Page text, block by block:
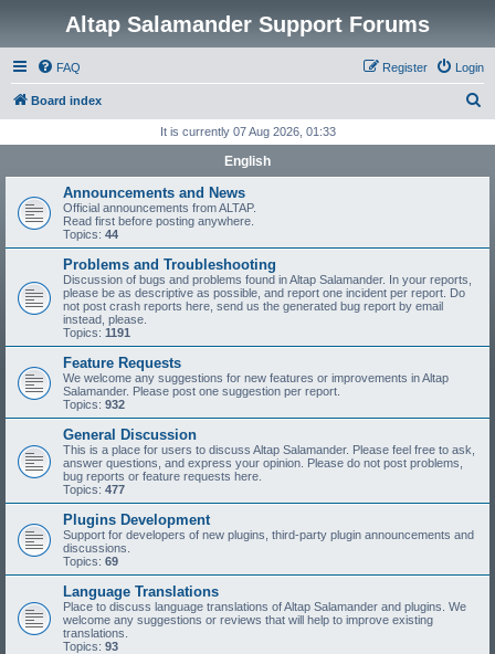
Altap Salamander Support Forums
FAQ Login
Register
Board index
r
It is currently 07 Aug 2026, 01:33
English
Announcements and News
Official announcements from ALTAP.
Read first before posting anywhere.
Topics: 44
Problems and Troubleshooting
Discussion of bugs and problems found in Altap Salamander. In your reports,
please be as descriptive as possible, and report one incident per report. Do
not post crash reports here, send us the generated bug report by email
instead, please.
Topics: 1191
Feature Requests
We welcome any suggestions for new features or improvements in Altap
Salamander. Please post one suggestion per report.
Topics: 932
General Discussion
This is a place for users to discuss Altap Salamander. Please feel free to ask,
answer questions, and express your opinion. Please do not post problems,
bug reports or feature requests here.
Topics: 477
Plugins Development
Support for developers of new plugins, third-party plugin announcements and
discussions.
Topics: 69
Language Translations
Place to discuss language translations of Altap Salamander and plugins. We
welcome any suggestions or reviews that will help to improve existing
translations.
Topics: 93